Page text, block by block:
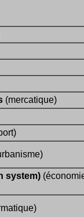
(mercatique)
system)